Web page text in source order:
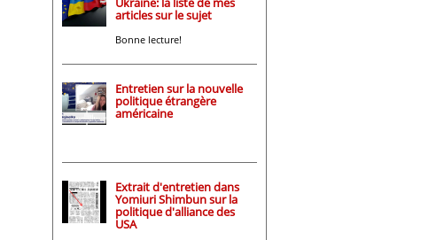
articles sur le sujet
Bonne lecture!
Entretien sur la nouvelle
politique étrangère
américaine
Extrait d'entretien dans
Yomiuri Shimbun sur la
politique d'alliance des
USA